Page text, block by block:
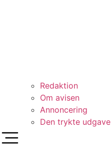
Redaktion
Om avisen
Annoncering
Den trykte udgave